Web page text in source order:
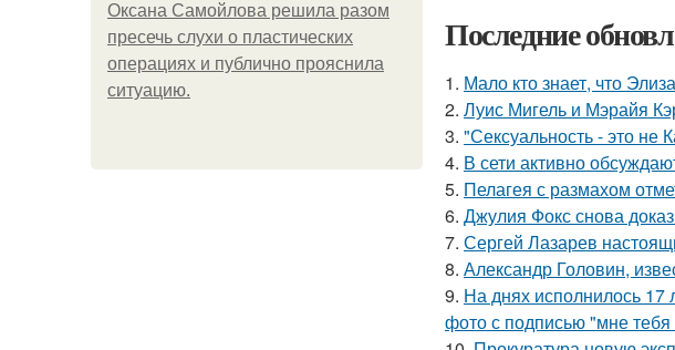
Оксана Самойлова решила разом
пресечь слухи о пластических
операциях и публично прояснила
ситуацию.
Последние
1. Мало кто знает, что
2. Луис Мигель и Мэрайя
3. "Сексуальность - это не
4. В сети активно
5. Пелагея с размахом
6. Джулия Фокс снова
7. Сергей Лазарев
8. Александр Головин,
9. На днях исполнилось 17
фото с подписью "мне тебя